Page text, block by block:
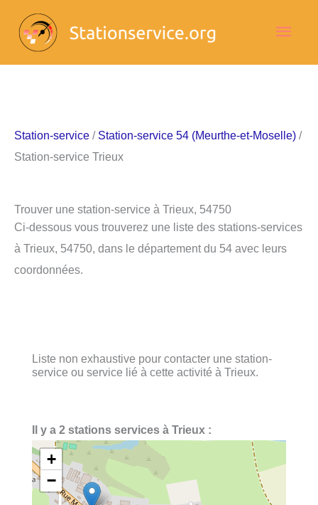
contenu
Station-service / Station-service 54 (Meurthe-et-Moselle) /
Station-service Trieux
Trouver une station-service à Trieux, 54750
Ci-dessous vous trouverez une liste des stations-services
à Trieux, 54750, dans le département du 54 avec leurs
coordonnées.
Liste non exhaustive pour contacter une station-
service ou service lié à cette activité à Trieux.
Il y a 2 stations services à Trieux :
+
−